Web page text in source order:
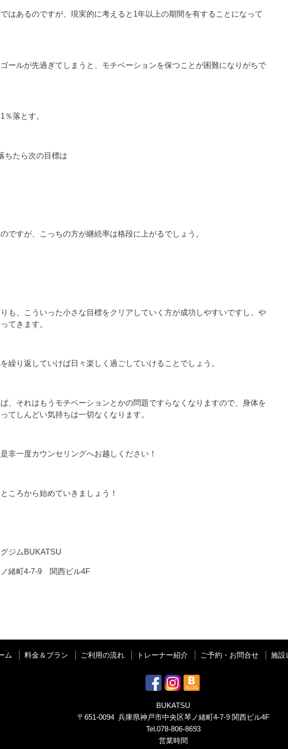
はあるのですが、現実的に考えると1年以上の期間を有することになって
ールが先過ぎてしまうと、モチベーションを保つことが困難になりがちで
落とす。
ちたら次の目標は
ですが、こっちの方が継続率は格段に上がるでしょう。
も、こういった小さな目標をクリアしていく方が成功しやすいですし、や
てきます。
繰り返していけば日々楽しく過ごしていけることでしょう。
、それはもうモチベーションとかの問題ですらなくなりますので、身体を
てしんどい気持ちは一切なくなります。
非一度カウンセリングへお越しください！
ころから始めていきましょう！
ジムBUKATSU
緒町4-7-9 関西ビル4F
ム 料金＆プラン ご利用の流れ トレーナー紹介 ご予約・お問合せ 施設
BUKATSU
〒651-0094 兵庫県神戸市中央区琴ノ緒町4-7-9 関西ビル4F
Tel.078-806-8693
営業時間